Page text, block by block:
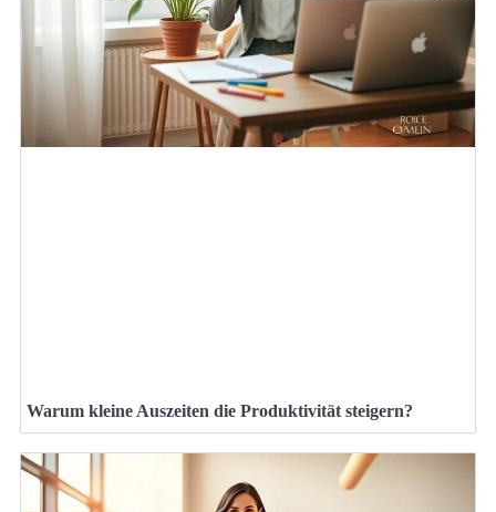
Warum kleine Auszeiten die Produktivität steigern?